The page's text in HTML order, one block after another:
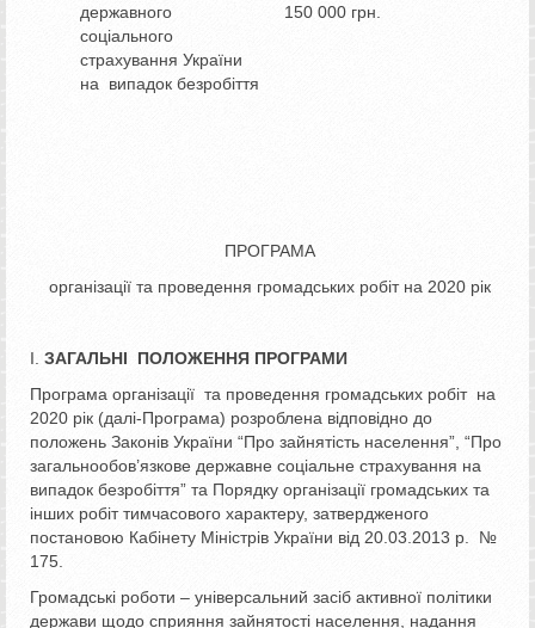
державного
соціального
страхування України
на випадок безробіття
150 000 грн.
ПРОГРАМА
організації та проведення громадських робіт на 2020 рік
І. ЗАГАЛЬНІ ПОЛОЖЕННЯ ПРОГРАМИ
Програма організації та проведення громадських робіт на
2020 рік (далі-Програма) розроблена відповідно до
положень Законів України “Про зайнятість населення”, “Про
загальнообов’язкове державне соціальне страхування на
випадок безробіття” та Порядку організації громадських та
інших робіт тимчасового характеру, затвердженого
постановою Кабінету Міністрів України від 20.03.2013 р. №
175.
Громадські роботи – універсальний засіб активної політики
держави щодо сприяння зайнятості населення, надання